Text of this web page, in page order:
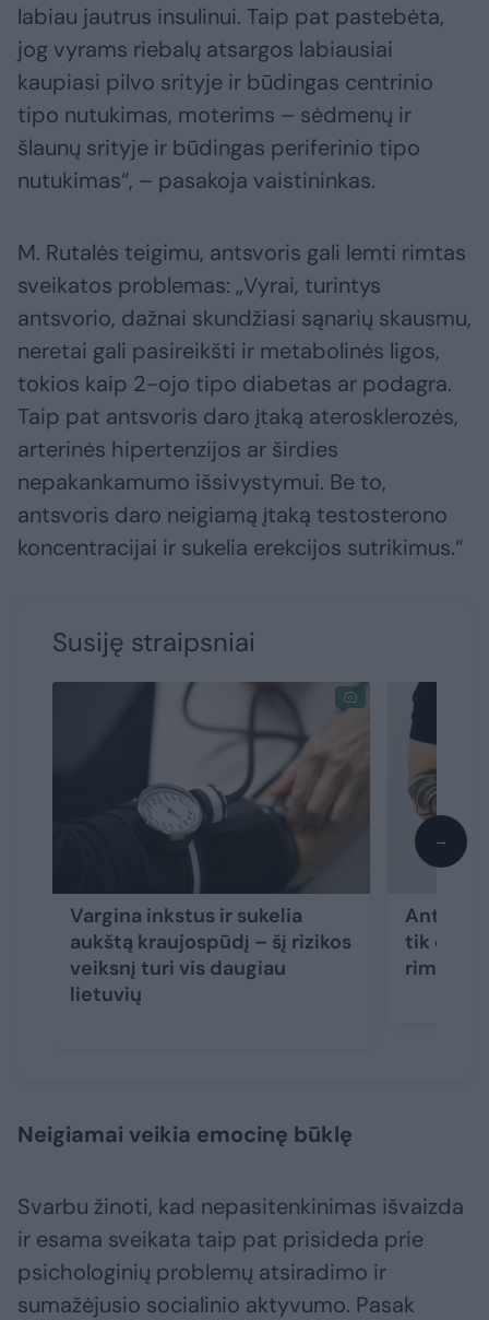
labiau jautrus insulinui. Taip pat pastebėta,
jog vyrams riebalų atsargos labiausiai
kaupiasi pilvo srityje ir būdingas centrinio
tipo nutukimas, moterims – sėdmenų ir
šlaunų srityje ir būdingas periferinio tipo
nutukimas“, – pasakoja vaistininkas.
M. Rutalės teigimu, antsvoris gali lemti rimtas
sveikatos problemas: „Vyrai, turintys
antsvorio, dažnai skundžiasi sąnarių skausmu,
neretai gali pasireikšti ir metabolinės ligos,
tokios kaip 2-ojo tipo diabetas ar podagra.
Taip pat antsvoris daro įtaką aterosklerozės,
arterinės hipertenzijos ar širdies
nepakankamumo išsivystymui. Be to,
antsvoris daro neigiamą įtaką testosterono
koncentracijai ir sukelia erekcijos sutrikimus.“
Susiję straipsniai
Vargina inkstus ir sukelia
aukštą kraujospūdį – šį rizikos
veiksnį turi vis daugiau
lietuvių
tik
rimtas
→
Neigiamai veikia emocinę būklę
Svarbu žinoti, kad nepasitenkinimas išvaizda
ir esama sveikata taip pat prisideda prie
psichologinių problemų atsiradimo ir
sumažėjusio socialinio aktyvumo. Pasak